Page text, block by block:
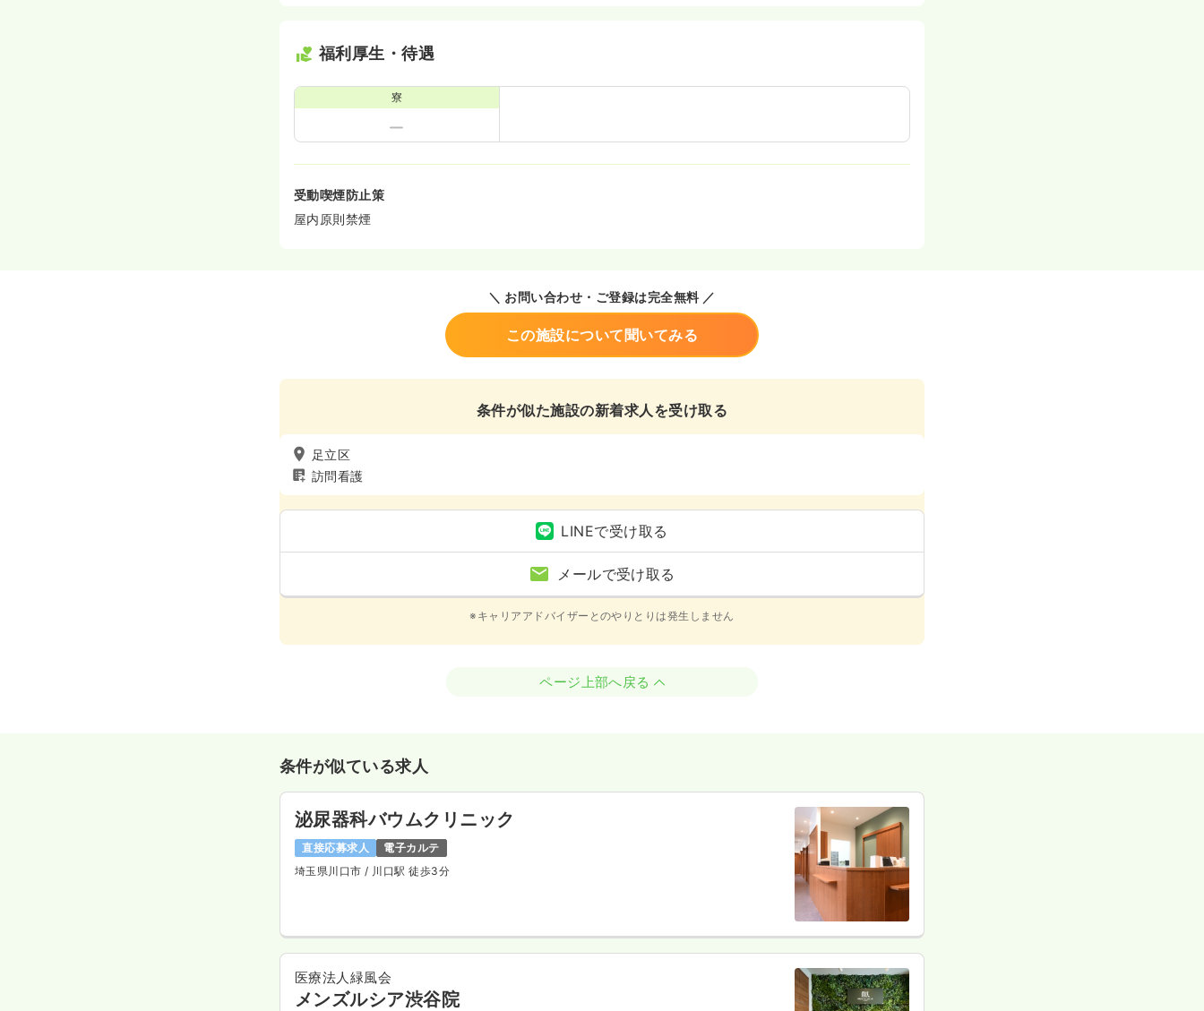
福利厚生・待遇
寮
受動喫煙防止策
屋内原則禁煙
＼ お問い合わせ・ご登録は完全無料 ／
この施設について聞いてみる
条件が似た施設の新着求人を受け取る
足立区
訪問看護
LINEで受け取る
メールで受け取る
※キャリアアドバイザーとのやりとりは発生しません
ページ上部へ戻る
条件が似ている求人
泌尿器科バウムクリニック
直接応募求人
電子カルテ
埼玉県川口市/ 川口駅 徒歩3分
医療法人緑風会
メンズルシア渋谷院